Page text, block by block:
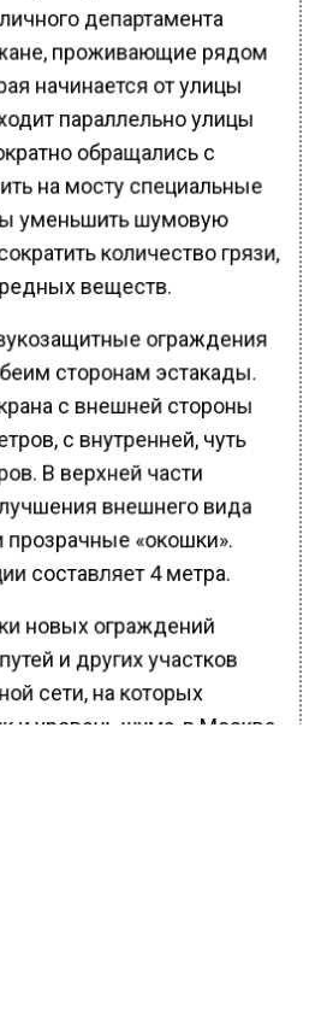
департамента
проживающие рядом
начинается от улицы
параллельно улицы
обращались с
на мосту специальные
уменьшить шумовую
количество грязи,
веществ.
ограждения
сторонам эстакады.
с внешней стороны
с внутренней, чуть
В верхней части
внешнего вида
прозрачные «окошки».
составляет 4 метра.
новых ограждений
и других участков
сети, на которых
и уровень шума, в Москве